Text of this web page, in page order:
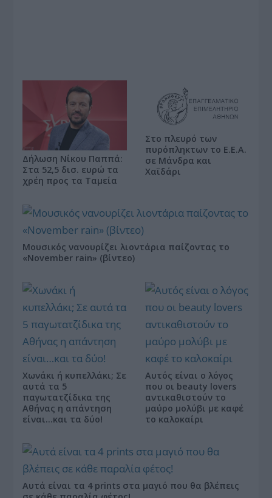
Δήλωση Νίκου Παππά:
Στα 52,5 δισ. ευρώ τα
χρέη προς τα Ταμεία
Στο πλευρό των
πυρόπληκτων το Ε.Ε.Α.
σε Μάνδρα και
Χαϊδάρι
Μουσικός νανουρίζει λιοντάρια παίζοντας το
«November rain» (βίντεο)
Χωνάκι ή κυπελλάκι; Σε
αυτά τα 5
παγωτατζίδικα της
Αθήνας η απάντηση
είναι…και τα δύο!
Αυτός είναι ο λόγος
που οι beauty lovers
αντικαθιστούν το
μαύρο μολύβι με καφέ
το καλοκαίρι
Αυτά είναι τα 4 prints στα μαγιό που θα βλέπεις